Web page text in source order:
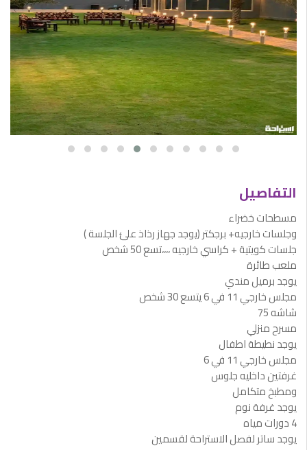
التفاصيل
مسطحات خضراء
وجلسات خارجيه+ برجكتر (يوجد جهاز رذاذ علئ الجلسة )
جلسات كويتية + كراسي خارجيه ،،،،تسع 50 شخص
ملعب طائرة
يوجد برميل مندي
مجلس خارجي 11 في 6 يتسع 30 شخص
شاشه 75
مسرح منزلي
يوجد نطيطة اطفال
مجلس خارجي 11 في 6
غرفتين داخليه جلوس
ومطبخ متكامل
يوجد غرفة نوم
4 دورات مياه
يوجد ساتر لفصل الاستراحة لقسمين